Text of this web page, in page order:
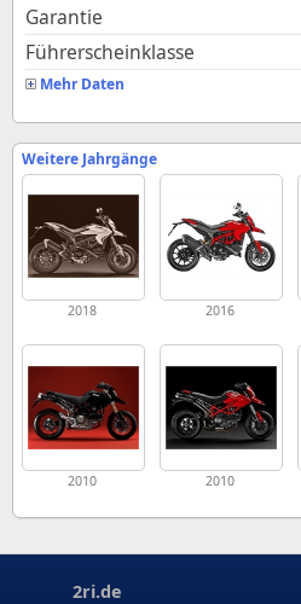
Garantie
Führerscheinklasse
Mehr Daten
Weitere Jahrgänge
2018 2016
2010 2010
2ri.de